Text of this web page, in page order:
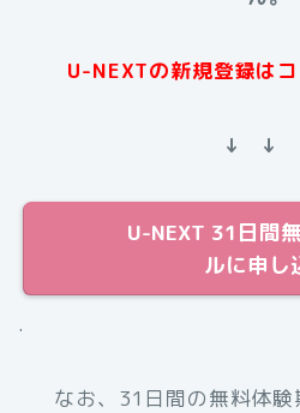
U-NEXTの新規登録は
↓ ↓
U-NEXT 31日間
ルに申し
.
なお、31日間の無料体